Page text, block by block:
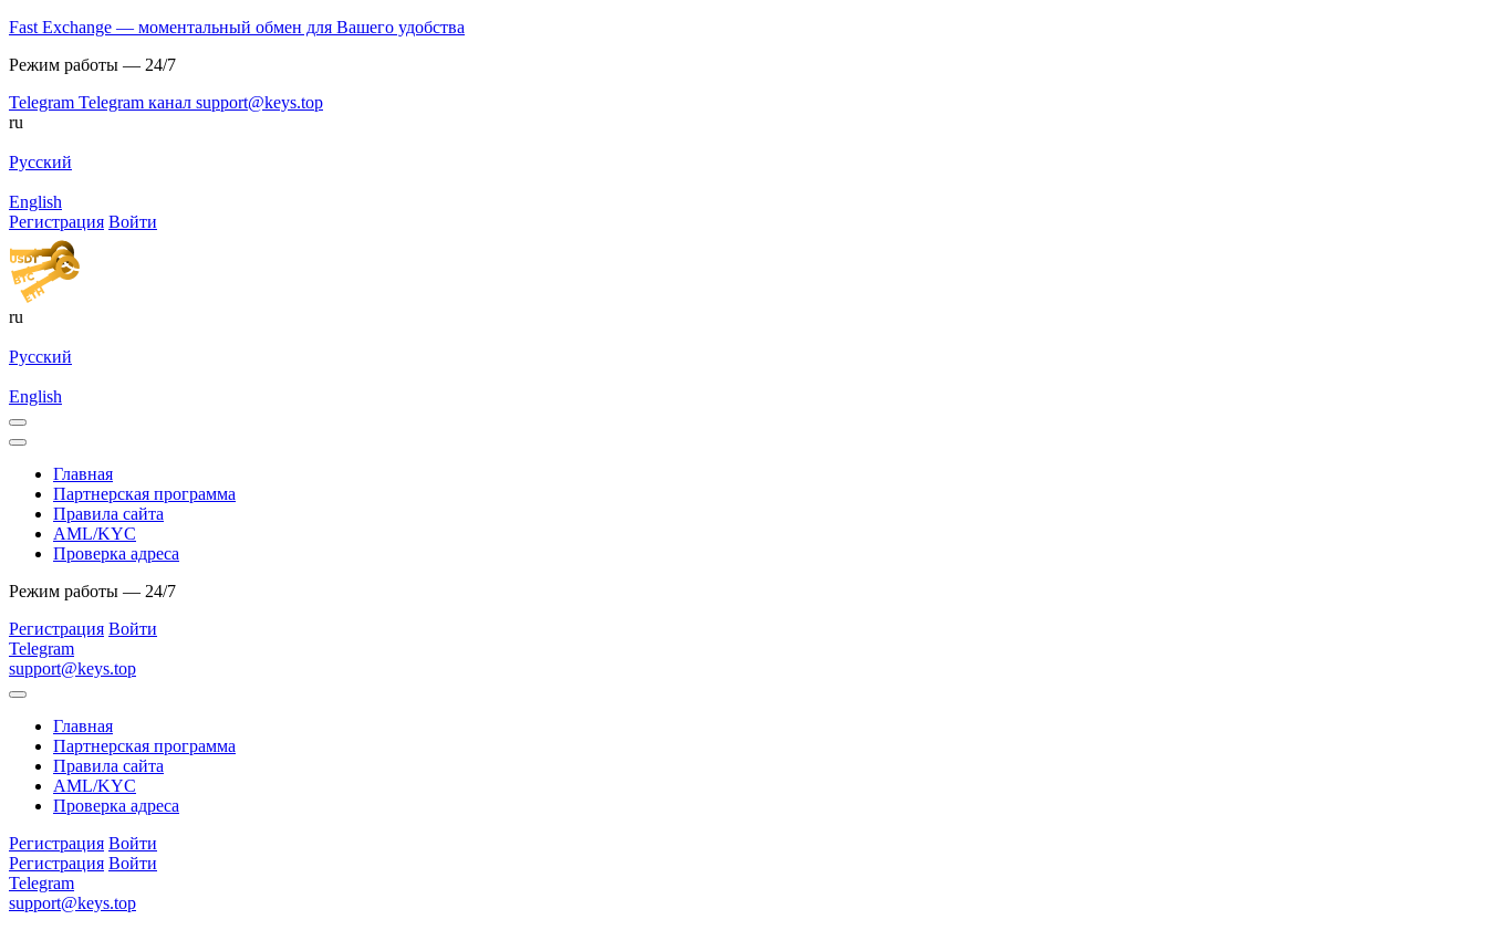
Fast Exchange — моментальный обмен для Вашего удобства
Режим работы — 24/7
Telegram Telegram канал support@keys.top
ru
Русский
English
Регистрация Войти
ru
Русский
English
Главная
Партнерская программа
Правила сайта
AML/KYC
Проверка адреса
Режим работы — 24/7
Регистрация Войти
Telegram
support@keys.top
Главная
Партнерская программа
Правила сайта
AML/KYC
Проверка адреса
Регистрация Войти
Регистрация Войти
Telegram
support@keys.top